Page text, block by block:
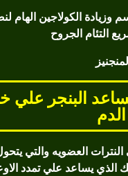
وزيادة الكولاجين الهام
التئام الجروح
البنجر
النترات العضويه والتي
الذي يساعد علي تمدد